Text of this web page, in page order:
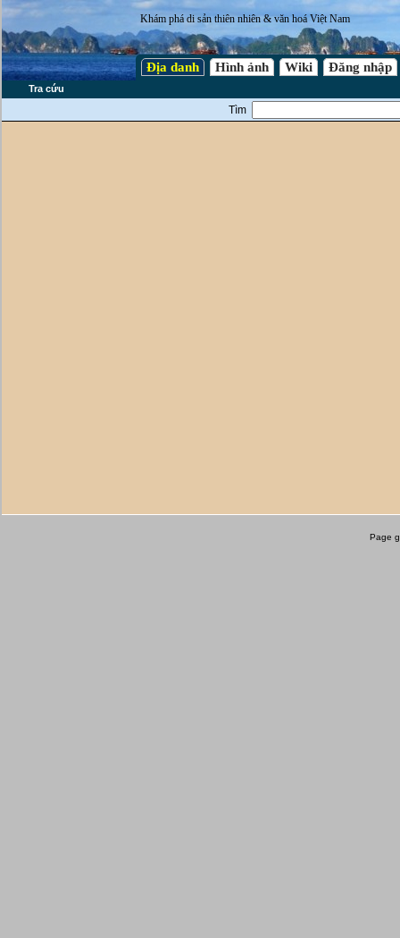
Khám phá di sản thiên nhiên & văn hoá Việt Nam
Địa danh Hình ảnh Wiki Đăng nhập
Tra cứu
Tìm
Page